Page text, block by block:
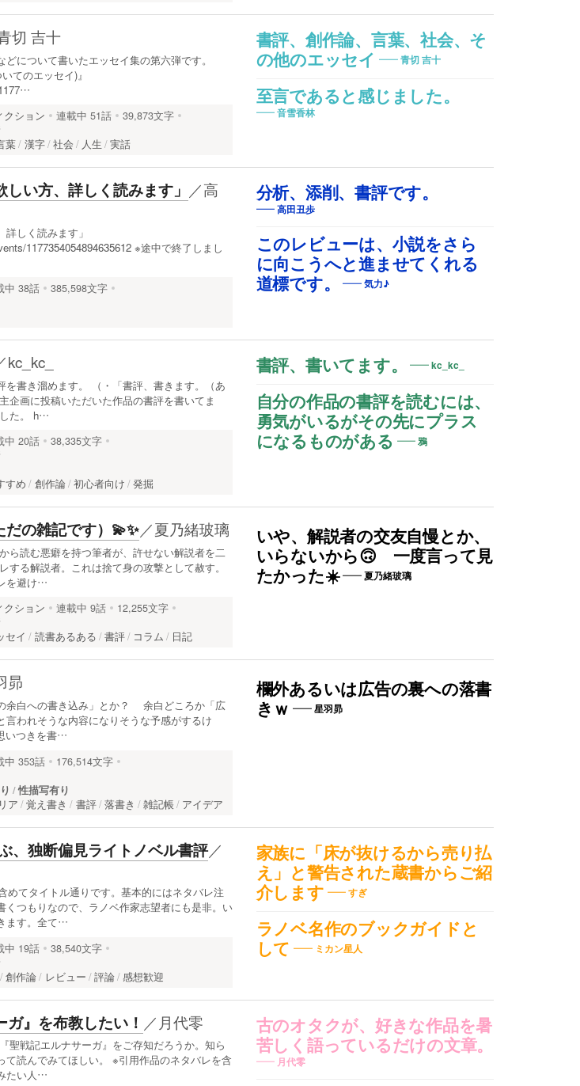
書評、創作論、言葉、社会、そ
の他のエッセイ
青切 吉十
至言であると感じました。
音雪香林
切 吉十
について書いたエッセイ集の第六弾です。
てのエッセイ)』
クション 連載中 51話
39,873文字
葉 漢字 社会 人生 実話
分析、添削、書評です。
高田丑歩
このレビューは、小説をさら
に向こうへと進ませてくれる
道標です。
気力♪
い方、詳しく読みます」 ／高
しく読みます」
1177354054894635612 ※途中で終了しまし
中 38話
385,598文字
書評、書いてます。 kc_kc_
自分の作品の書評を読むには、
勇気がいるがその先にプラス
になるものがある
鴉
kc_kc_
を書き溜めます。 （・「書評、書きます。（あ
企画に投稿いただいた作品の書評を書いてま
た。 h…
中 20話
38,335文字
すめ 創作論 初心者向け 発掘
いや、解説者の交友自慢とか、
いらないから🙃 一度言って見
たかった☀️
夏乃緒玻璃
の雑記です）💫✨／夏乃緒玻璃
ら読む悪癖を持つ筆者が、許せない解説者を二
する解説者。これは捨て身の攻撃として赦す。
を避け…
クション 連載中 9話
12,255文字
セイ 読書あるある 書評 コラム 日記
欄外あるいは広告の裏への落書
きｗ
星羽昴
昴
余白への書き込み」とか？ 余白どころか「広
言われそうな内容になりそうな予感がするけ
いつきを書…
中 353話
176,514文字
性描写有り
ア 覚え書き 書評 落書き 雑記帳 アイデア
家族に「床が抜けるから売り払
え」と警告された蔵書からご紹
介します
すぎ
ラノベ名作のブックガイドと
して
ミカン星人
、独断偏見ライトノベル書評／
めてタイトル通りです。基本的にはネタバレ注
くつもりなので、ラノベ作家志望者にも是非。い
ます。全て…
中 19話
38,540文字
創作論 レビュー 評論 感想歓迎
古のオタクが、好きな作品を暑
苦しく語っているだけの文章。
月代零
ガ』を布教したい！ ／ 月代零
聖戦記エルナサーガ』をご存知だろうか。知ら
て読んでみてほしい。 ※引用作品のネタバレを含
たい人…